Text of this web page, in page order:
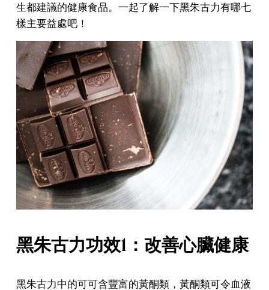
生都建議的健康食品。一起了解一下黑朱古力有哪七
樣主要益處吧！
黑朱古力功效1：改善心臟健康
黑朱古力中的可可含豐富的黃酮類，黃酮類可令血液